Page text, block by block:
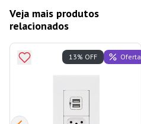
Veja mais produtos
relacionados
13% OFF Oferta